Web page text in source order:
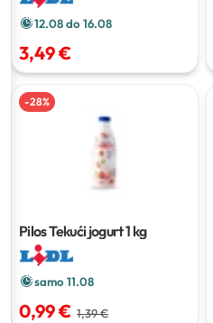
12.08 do 16.08
3,49 €
-28%
Pilos Tekući jogurt1 kg
samo 11.08
0,99 € 1,39 €